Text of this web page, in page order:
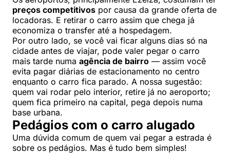
preços competitivos por causa da grande oferta de
locadoras. E retirar o carro assim que chega já
economiza o transfer até a hospedagem.
Por outro lado, se você vai ficar alguns dias só na
cidade antes de viajar, pode valer pegar o carro
mais tarde numa agência de bairro — assim você
evita pagar diárias de estacionamento no centro
enquanto o carro fica parado. A nossa sugestão:
quem vai rodar pelo interior, retire já no aeroporto;
quem fica primeiro na capital, pega depois numa
base urbana.
Pedágios com o carro alugado
Uma dúvida comum de quem vai pegar a estrada é
sobre os pedágios. Mas é tudo bem simples!